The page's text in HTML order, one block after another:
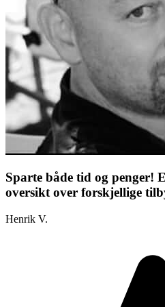
Sparte både tid og penger!
oversikt over forskjellige
Henrik V.